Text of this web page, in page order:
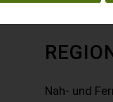
Nah- und